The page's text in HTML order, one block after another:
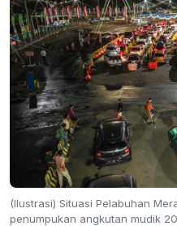
(Ilustrasi) Situasi Pelabuhan
penumpukan angkutan mudik